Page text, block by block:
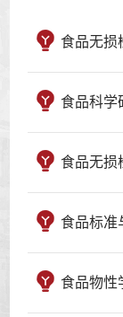
食品无损
食品科学
食品无损
食品标准
食品物性